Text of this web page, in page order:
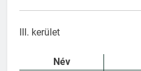
III. kerület
Név